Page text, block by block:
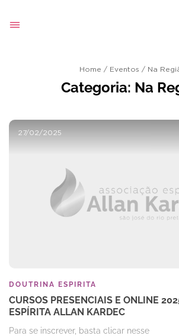
Home / Eventos / Na
Categoria: Na
27/02/2025
DOUTRINA ESPIRITA
CURSOS PRESENCIAIS E ONLINE
ESPÍRITA ALLAN KARDEC
Para se inscrever, basta clicar nesse